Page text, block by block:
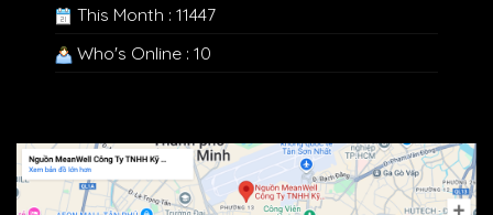
This Month : 11447
Who's Online : 10